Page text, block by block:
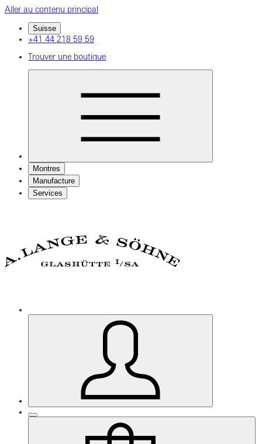
Aller au contenu principal
Suisse
+41 44 218 59 59
Trouver une boutique
Montres
Manufacture
Services